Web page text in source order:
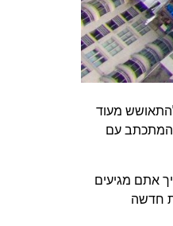
מעוד
המתכתב עם
אתם מגיעים
חדשה